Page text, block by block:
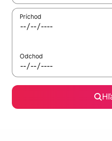
Príchod
Odchod